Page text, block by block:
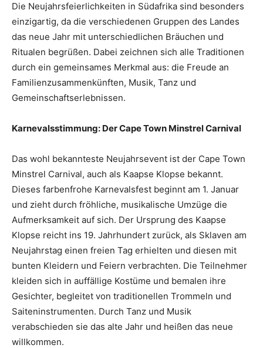
Die Neujahrsfeierlichkeiten in Südafrika sind besonders
einzigartig, da die verschiedenen Gruppen des Landes
das neue Jahr mit unterschiedlichen Bräuchen und
Ritualen begrüßen. Dabei zeichnen sich alle Traditionen
durch ein gemeinsames Merkmal aus: die Freude an
Familienzusammenkünften, Musik, Tanz und
Gemeinschaftserlebnissen.
Karnevalsstimmung: Der Cape Town Minstrel Carnival
Das wohl bekannteste Neujahrsevent ist der Cape Town
Minstrel Carnival, auch als Kaapse Klopse bekannt.
Dieses farbenfrohe Karnevalsfest beginnt am 1. Januar
und zieht durch fröhliche, musikalische Umzüge die
Aufmerksamkeit auf sich. Der Ursprung des Kaapse
Klopse reicht ins 19. Jahrhundert zurück, als Sklaven am
Neujahrstag einen freien Tag erhielten und diesen mit
bunten Kleidern und Feiern verbrachten. Die Teilnehmer
kleiden sich in auffällige Kostüme und bemalen ihre
Gesichter, begleitet von traditionellen Trommeln und
Saiteninstrumenten. Durch Tanz und Musik
verabschieden sie das alte Jahr und heißen das neue
willkommen.